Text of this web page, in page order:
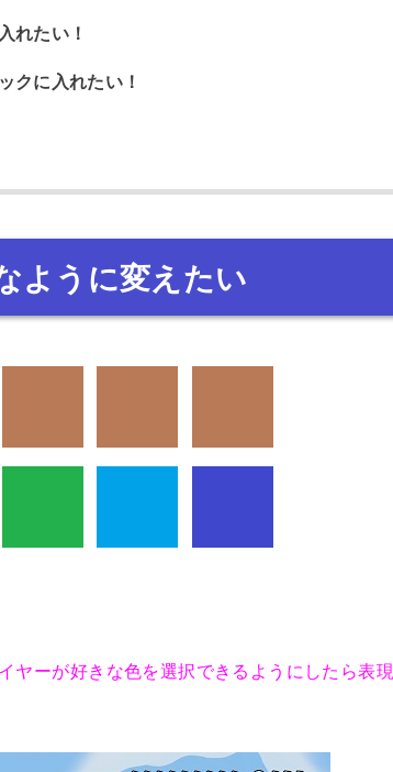
れたい！
クに入れたい！
ように変えたい
ヤーが好きな色を選択できるようにしたら表現